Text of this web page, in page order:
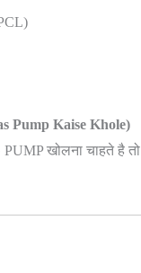
Pump Kaise Khole)
PUMP खोलना चाहते है तो